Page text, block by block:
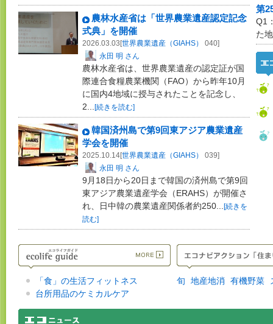
農林水産省は「世界農業遺産認定記念
式典」を開催
2026.03.03[世界農業遺産（GIAHS）
040]
永田 明 さん
農林水産省は、世界農業遺産の認定証が国
際連合食糧農業機関（FAO）から昨年10月
に国内4地域に授与されたことを記念し、
2...
[続きを読む]
韓国済州島で第9回東アジア農業遺産
学会を開催
2025.10.14[世界農業遺産（GIAHS）
039]
永田 明 さん
9月18日から20日まで韓国の済州島で第9回
東アジア農業遺産学会（ERAHS）が開催さ
れ、日中韓の農業遺産関係者約250...
[続きを
読む]
第
Q1
た
「食」の生活フィットネス
台所用品のケミカルケア
旬 地産地消 有機野菜